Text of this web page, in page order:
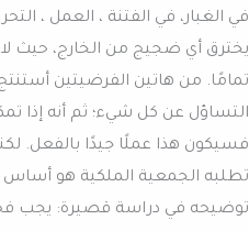
في الغبار، في الفتنة ، العمل ،
يخترق أي ضجيج من الخارج، حيث لا
تمامًا. من هاتين الفرضيتين
التساؤل عن كل شيء؛ ثم أنه إذا
فسيكون هذا عملًا جيدًا بالفعل.
تطلبه الجمعية الملكية هو أساس
توضيحه في دراسة قصيرة: يجب